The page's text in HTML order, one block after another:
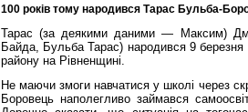
100 років тому народився Тарас Бульба-
Тарас (за деякими даними — Максим)
Байда, Бульба Тарас) народився 9 березня
району на Рівненщині.
Не маючи змоги навчатися у школі через
Боровець наполегливо займався